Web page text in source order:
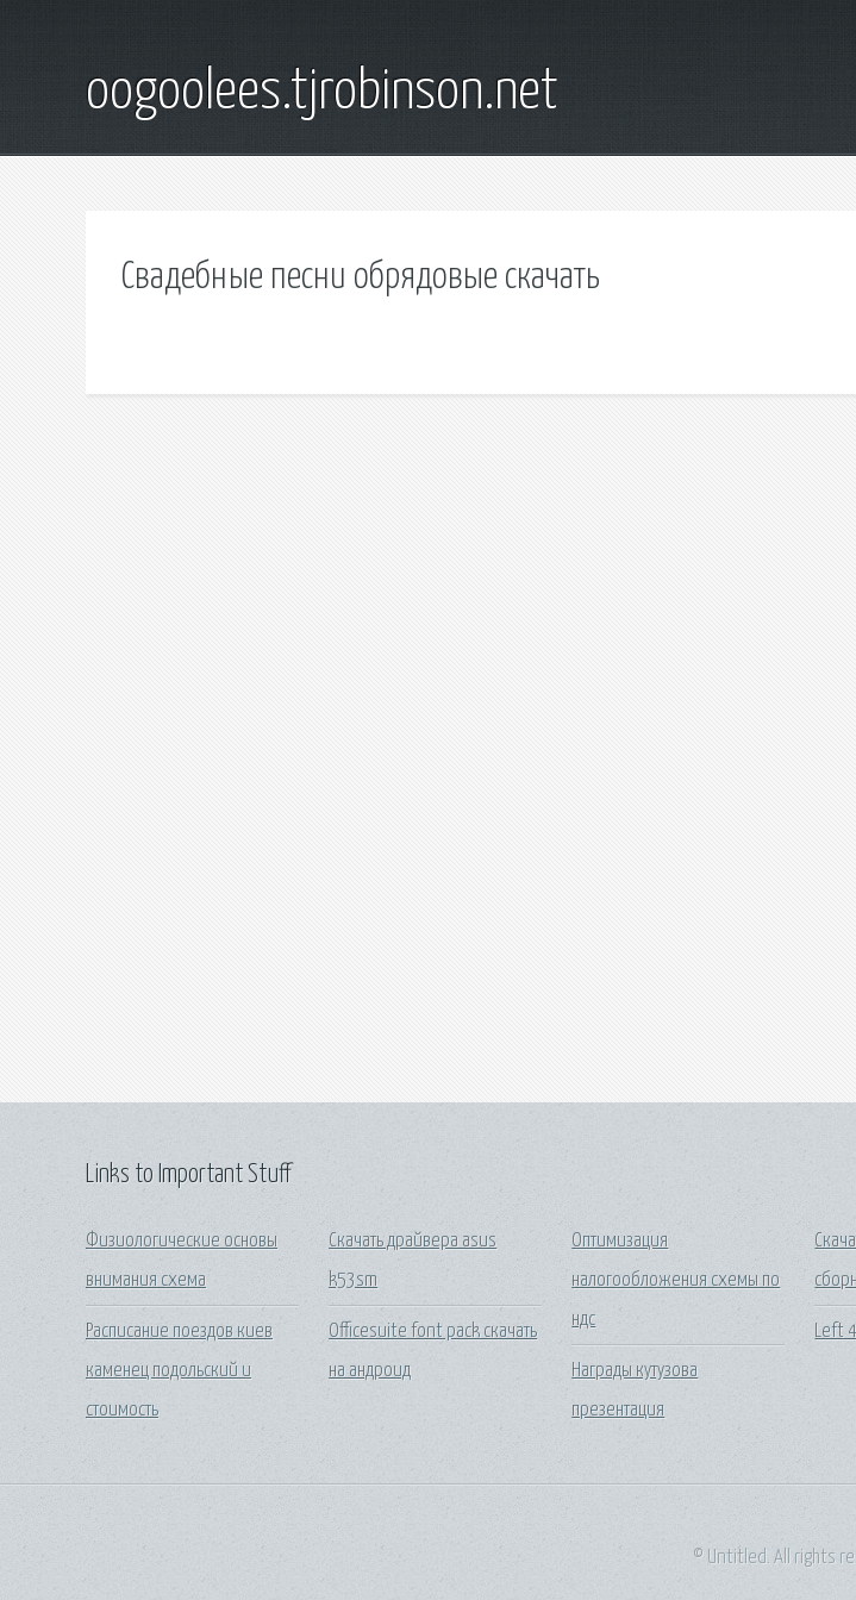
oogoolees.tjrobinson.net
Свадебные песни обрядовые скачать
Links to Important Stuff
Физиологические основы
внимания схема
Расписание поездов киев
каменец подольский и
стоимость
Скачать драйвера asus
k53sm
Officesuite font pack скачать
на андроид
Оптимизация
налогообложения схемы по
ндс
Награды кутузова
презентация
Left
© Untitled. All rights